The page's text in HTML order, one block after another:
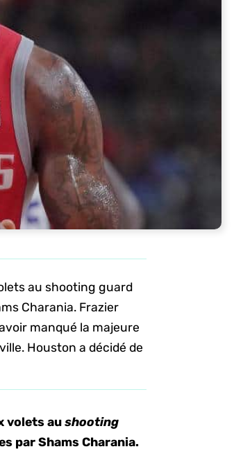
au shooting guard
Charania. Frazier
manqué la majeure
Houston a décidé de
volets aushooting
par Shams Charania.